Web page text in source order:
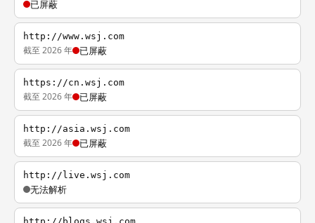
已屏蔽
http://www.wsj.com
截至 2026 年 已屏蔽
https://cn.wsj.com
截至 2026 年 已屏蔽
http://asia.wsj.com
截至 2026 年 已屏蔽
http://live.wsj.com
无法解析